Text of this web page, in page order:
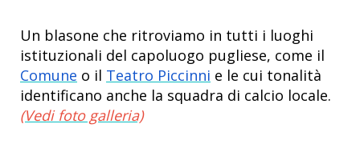
Un blasone che ritroviamo in tutti i luoghi
istituzionali del capoluogo pugliese, come il
Comune o il Teatro Piccinni e le cui tonalità
identificano anche la squadra di calcio locale.
(Vedi foto galleria)